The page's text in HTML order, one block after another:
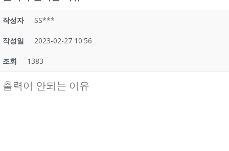
작성자 SS***
작성일 2023-02-27 10:56
조회 1383
출력이 안되는 이유